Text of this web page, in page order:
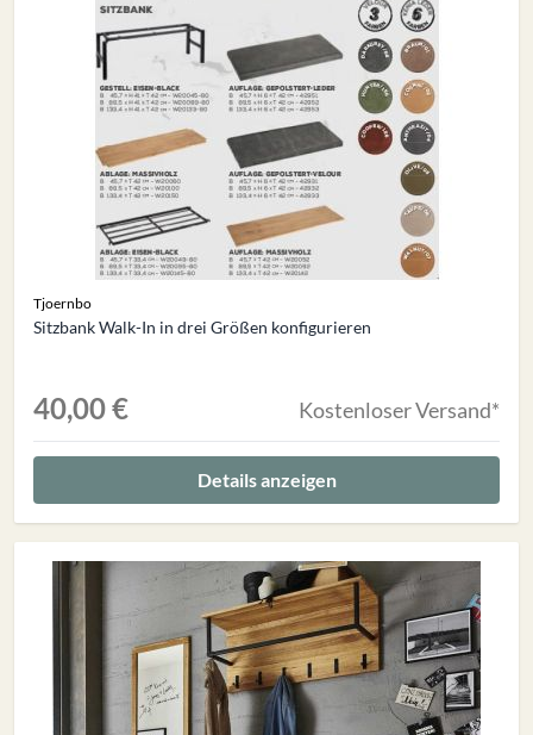
Tjoernbo
Sitzbank Walk-In in drei Größen konfigurieren
40,00 € Kostenloser Versand*
Details anzeigen